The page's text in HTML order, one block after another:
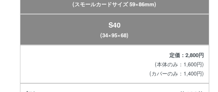
(スモールカードサイズ 59×86mm)
S40
(34×95×68)
定価：2,800円
(本体のみ：1,600円)
(カバーのみ：1,400円)